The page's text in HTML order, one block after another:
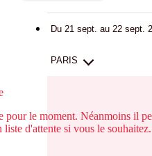
Du 21 sept. au 22 sept.
PARIS
pour le moment. Néanmoins il
d'attente si vous le souhaitez.